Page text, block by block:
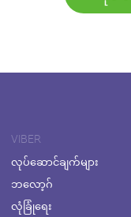
VIBER
လုပ်ဆောင်ချက်များ
ဘလော့ဂ်
လုံခြုံရေး